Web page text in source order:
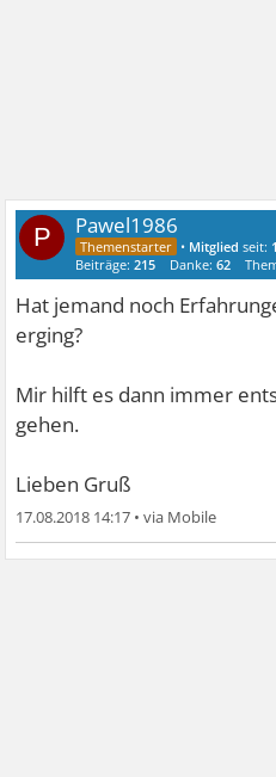
P Pawel1986
• Mitglied seit:
Beiträge:215 Danke:62
Hat jemand noch
erging?
Mir hilft es dann immer
gehen.
Lieben Gruß
17.08.2018 14:17 •